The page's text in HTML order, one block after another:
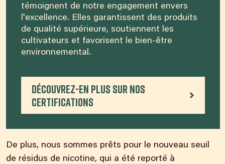
témoignent de notre engagement envers
l'excellence. Elles garantissent des produits
de qualité supérieure, soutiennent les
cultivateurs et favorisent le bien-être
environnemental.
Découvrez-en plus sur nos
certifications
De plus, nous sommes prêts pour le nouveau seuil
de résidus de nicotine, qui a été reporté à